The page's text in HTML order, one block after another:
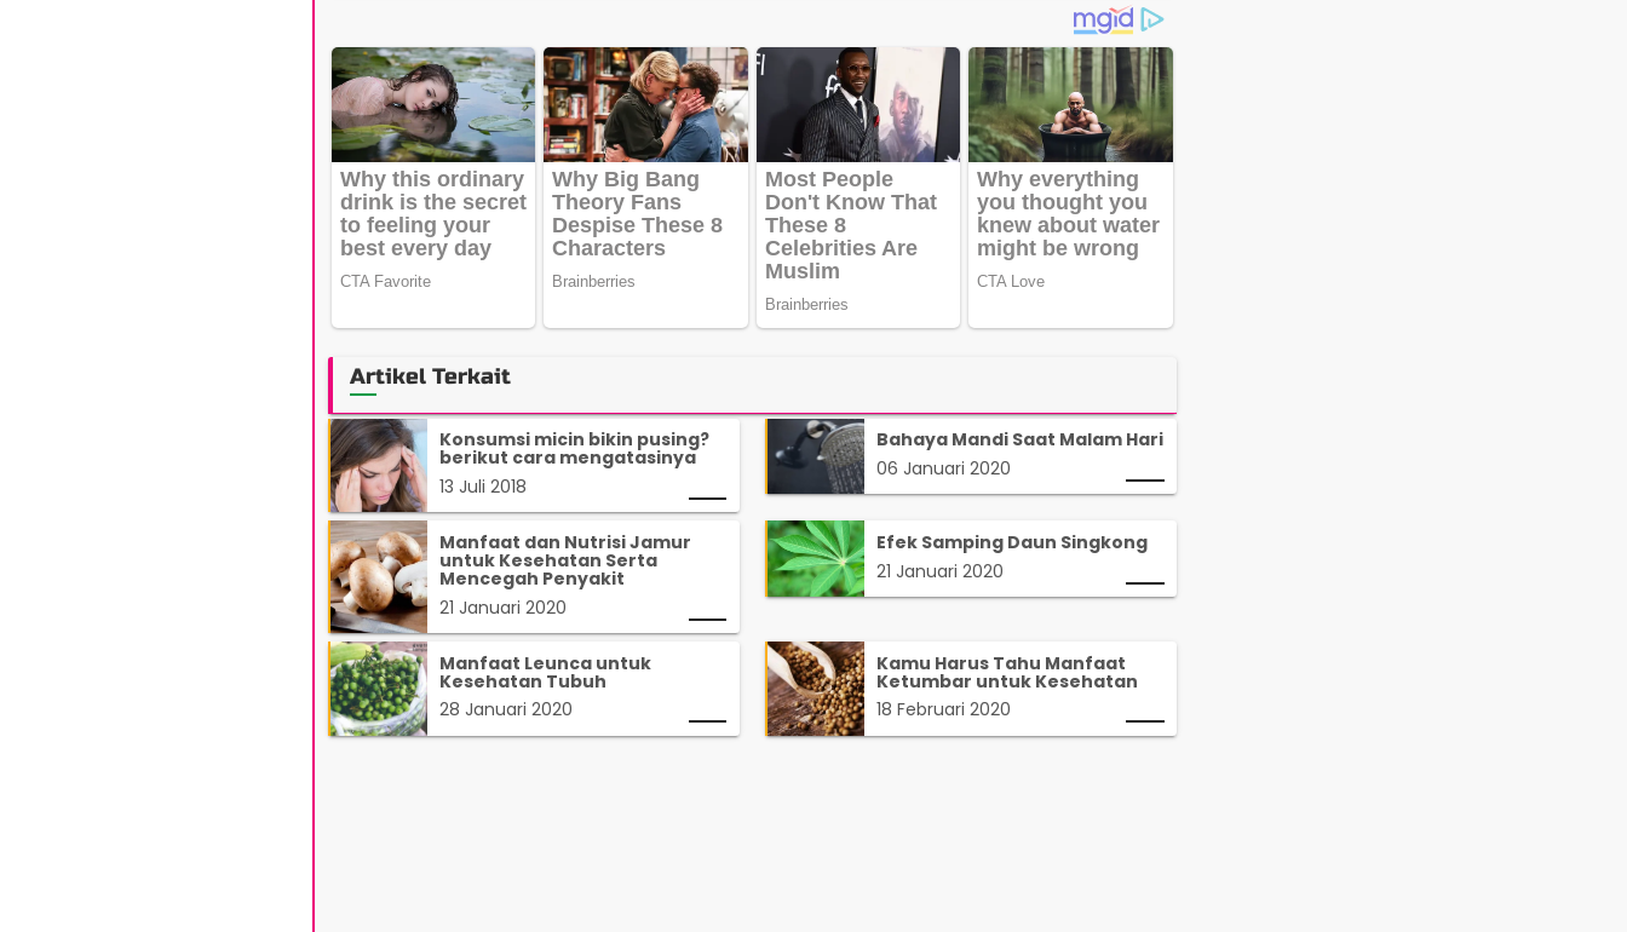
Artikel Terkait
Konsumsi micin bikin pusing?
berikut cara mengatasinya
13 Juli 2018
Bahaya Mandi Saat Malam Hari
06 Januari 2020
Manfaat dan Nutrisi Jamur
untuk Kesehatan Serta
Mencegah Penyakit
21 Januari 2020
Efek Samping Daun Singkong
21 Januari 2020
Manfaat Leunca untuk
Kesehatan Tubuh
28 Januari 2020
Kamu Harus Tahu Manfaat
Ketumbar untuk Kesehatan
18 Februari 2020